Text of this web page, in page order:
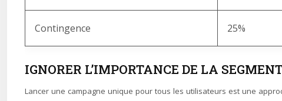
Contingence 25%
IGNORER L’IMPORTANCE DE LA
Lancer une campagne unique pour tous les utilisateurs est une